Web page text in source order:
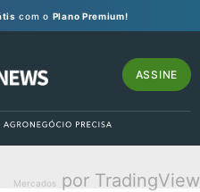
com o Plano Premium!
ASSINE
Mercados por TradingView